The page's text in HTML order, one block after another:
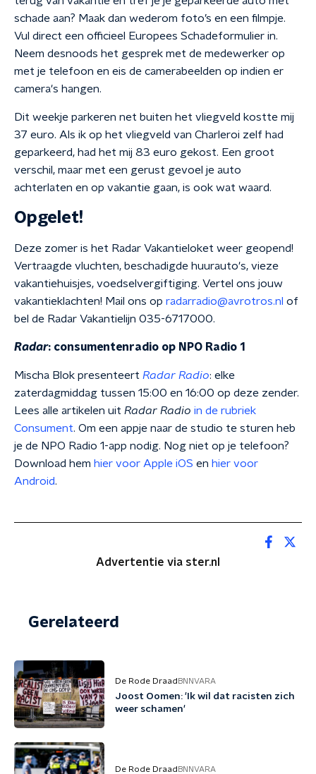
schade aan? Maak dan wederom foto’s en een filmpje.
Vul direct een officieel Europees Schadeformulier in.
Neem desnoods het gesprek met de medewerker op
met je telefoon en eis de camerabeelden op indien er
camera's hangen.
Dit weekje parkeren net buiten het vliegveld kostte mij
37 euro. Als ik op het vliegveld van Charleroi zelf had
geparkeerd, had het mij 83 euro gekost. Een groot
verschil, maar met een gerust gevoel je auto
achterlaten en op vakantie gaan, is ook wat waard.
Opgelet!
Deze zomer is het Radar Vakantieloket weer geopend!
Vertraagde vluchten, beschadigde huurauto's, vieze
vakantiehuisjes, voedselvergiftiging. Vertel ons jouw
vakantieklachten! Mail ons op radarradio@avrotros.nl of
bel de Radar Vakantielijn 035-6717000.
Radar: consumentenradio op NPO Radio 1
Mischa Blok presenteert Radar Radio: elke
zaterdagmiddag tussen 15:00 en 16:00 op deze zender.
Lees alle artikelen uit Radar Radio in de rubriek
Consument. Om een appje naar de studio te sturen heb
je de NPO Radio 1-app nodig. Nog niet op je telefoon?
Download hem hier voor Apple iOS en hier voor
Android.
Advertentie via ster.nl
Gerelateerd
De Rode Draad BNNVARA
Joost Oomen: 'Ik wil dat racisten zich
weer schamen'
De Rode Draad BNNVARA